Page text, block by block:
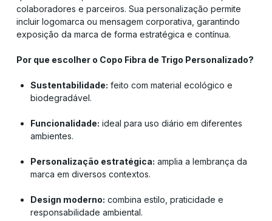
colaboradores e parceiros. Sua personalização permite
incluir logomarca ou mensagem corporativa, garantindo
exposição da marca de forma estratégica e contínua.
Por que escolher o Copo Fibra de Trigo Personalizado?
Sustentabilidade: feito com material ecológico e
biodegradável.
Funcionalidade: ideal para uso diário em diferentes
ambientes.
Personalização estratégica: amplia a lembrança da
marca em diversos contextos.
Design moderno: combina estilo, praticidade e
responsabilidade ambiental.